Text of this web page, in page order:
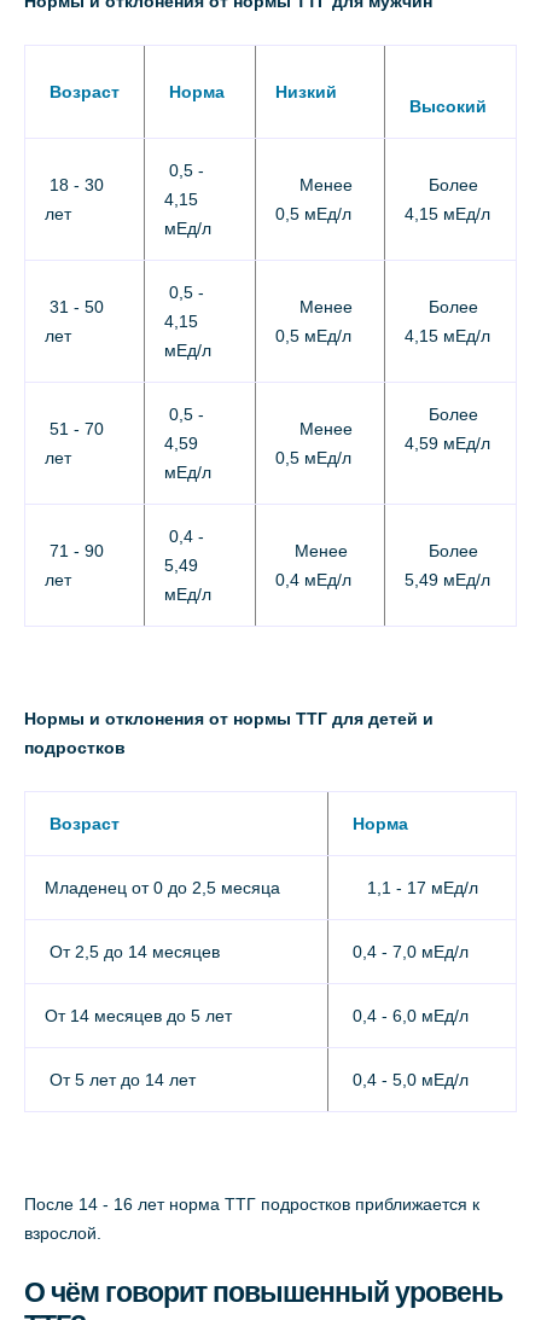
Возраст Норма Низкий
Высокий
18 - 30
лет
0,5 -
4,15
мЕд/л
Менее
0,5 мЕд/л
Более
4,15 мЕд/л
31 - 50
лет
0,5 -
4,15
мЕд/л
Менее
0,5 мЕд/л
Более
4,15 мЕд/л
51 - 70
лет
0,5 -
4,59
мЕд/л
Менее
0,5 мЕд/л
Более
4,59 мЕд/л
71 - 90
лет
0,4 -
5,49
мЕд/л
Менее
0,4 мЕд/л
Более
5,49 мЕд/л
Нормы и отклонения от нормы ТТГ для детей и
подростков
Возраст Норма
Младенец от 0 до 2,5 месяца 1,1 - 17 мЕд/л
От 2,5 до 14 месяцев 0,4 - 7,0 мЕд/л
От 14 месяцев до 5 лет 0,4 - 6,0 мЕд/л
От 5 лет до 14 лет 0,4 - 5,0 мЕд/л
После 14 - 16 лет норма ТТГ подростков приближается к
взрослой.
О чём говорит повышенный уровень